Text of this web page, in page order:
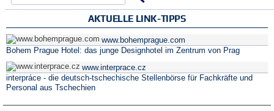
AKTUELLE LINK-TIPPS
www.bohemprague.com
Bohem Prague Hotel: das junge Designhotel im Zentrum von Prag
www.interprace.cz
interpráce - die deutsch-tschechische Stellenbörse für Fachkräfte und
Personal aus Tschechien